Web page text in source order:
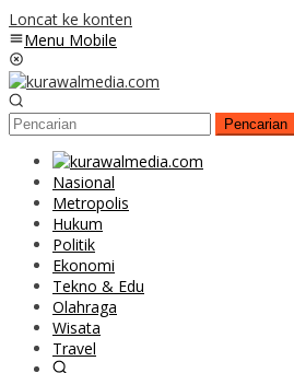
Loncat ke konten
Menu Mobile
Pencarian
Nasional
Metropolis
Hukum
Politik
Ekonomi
Tekno & Edu
Olahraga
Wisata
Travel